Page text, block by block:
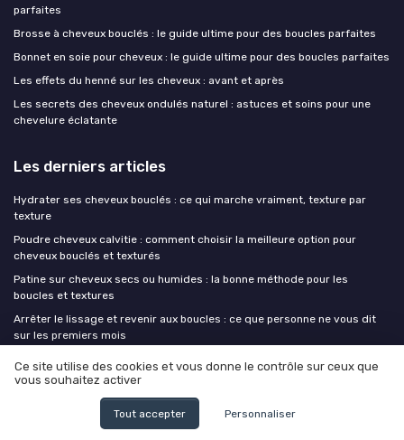
parfaites
Brosse à cheveux bouclés : le guide ultime pour des boucles parfaites
Bonnet en soie pour cheveux : le guide ultime pour des boucles parfaites
Les effets du henné sur les cheveux : avant et après
Les secrets des cheveux ondulés naturel : astuces et soins pour une
chevelure éclatante
Les derniers articles
Hydrater ses cheveux bouclés : ce qui marche vraiment, texture par
texture
Poudre cheveux calvitie : comment choisir la meilleure option pour
cheveux bouclés et texturés
Patine sur cheveux secs ou humides : la bonne méthode pour les
boucles et textures
Arrêter le lissage et revenir aux boucles : ce que personne ne vous dit
sur les premiers mois
fragiles
Cheveux boucles
Ce site utilise des cookies et vous donne le contrôle sur ceux que
vous souhaitez activer
Tout accepter Personnaliser